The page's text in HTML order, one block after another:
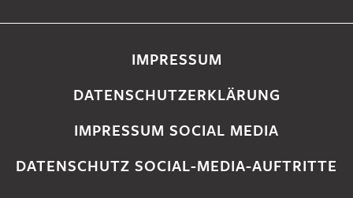
IMPRESSUM
DATENSCHUTZERKLÄRUNG
IMPRESSUM SOCIAL MEDIA
DATENSCHUTZ SOCIAL-MEDIA-AUFTRITTE